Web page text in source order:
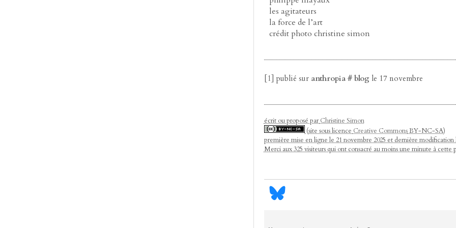
les agitateurs
la force de l’art
crédit photo christine simon
[1] publié sur anthropia # blog le 17 novembre
écrit ou proposé parChristine Simon
(site sous licence Creative CommonsBY-NC-SA)
première mise en ligne le 21 novembre 2025 et dernière modification
Merci aux 325 visiteurs qui ont consacré au moins une minute à cette